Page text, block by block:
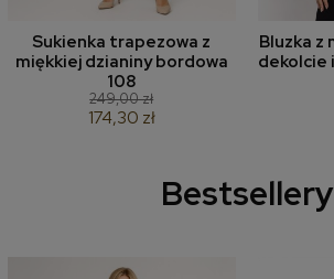
Sukienka trapezowa z
miękkiej dzianiny bordowa
108
249,00 zł
174,30 zł
Bluzka z
dekolcie
Bestsellery